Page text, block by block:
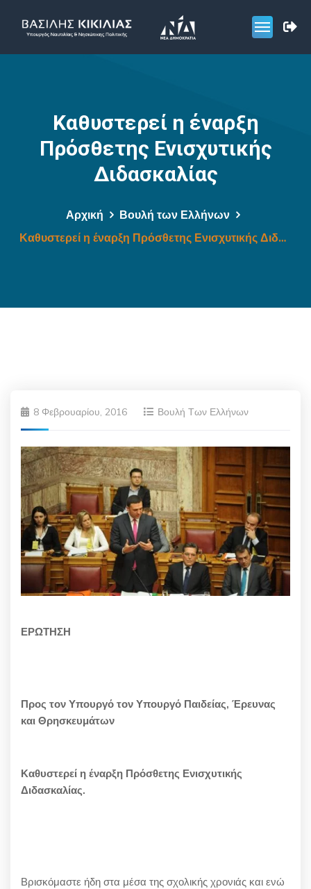
Καθυστερεί η έναρξη
Πρόσθετης Ενισχυτικής
Διδασκαλίας
Αρχική
Βουλή των Ελλήνων
Καθυστερεί η έναρξη Πρόσθετης Ενισχυτικής Διδασκαλίας
8 Φεβρουαρίου, 2016 Βουλή Των Ελλήνων
ΕΡΩΤΗΣΗ
Προς τον Υπουργό τον Υπουργό Παιδείας, Έρευνας
και Θρησκευμάτων
Καθυστερεί η έναρξη Πρόσθετης Ενισχυτικής
Διδασκαλίας.
Βρισκόμαστε ήδη στα μέσα της σχολικής χρονιάς και ενώ